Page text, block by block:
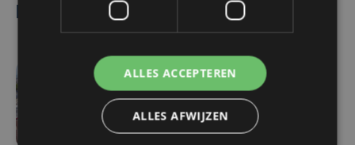
do 6 augustus | 16:44
Veurne moet zo'n twee
miljoen euro aan
ALLES ACCEPTEREN
ALLES AFWIJZEN